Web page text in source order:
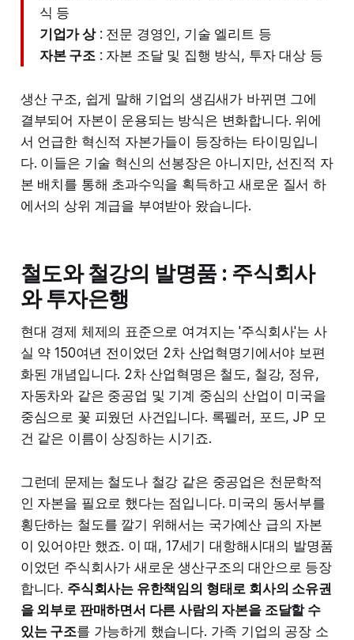
식 등
기업가 상: 전문 경영인, 기술 엘리트 등
자본 구조 : 자본 조달 및 집행 방식, 투자 대상 등
생산 구조, 쉽게 말해 기업의 생김새가 바뀌면 그에
결부되어 자본이 운용되는 방식은 변화합니다. 위에
서 언급한 혁신적 자본가들이 등장하는 타이밍입니
다. 이들은 기술 혁신의 선봉장은 아니지만, 선진적 자
본 배치를 통해 초과수익을 획득하고 새로운 질서 하
에서의 상위 계급을 부여받아 왔습니다.
철도와 철강의 발명품 : 주식회사
와 투자은행
현대 경제 체제의 표준으로 여겨지는 '주식회사'는 사
실 약 150여년 전이었던 2차 산업혁명기에서야 보편
화된 개념입니다. 2차 산업혁명은 철도, 철강, 정유,
자동차와 같은 중공업 및 기계 중심의 산업이 미국을
중심으로 꽃 피웠던 사건입니다. 록펠러, 포드, JP 모
건 같은 이름이 상징하는 시기죠.
그런데 문제는 철도나 철강 같은 중공업은 천문학적
인 자본을 필요로 했다는 점입니다. 미국의 동서부를
횡단하는 철도를 깔기 위해서는 국가예산 급의 자본
이 있어야만 했죠. 이 때, 17세기 대항해시대의 발명품
이었던 주식회사가 새로운 생산구조의 대안으로 등장
합니다. 주식회사는 유한책임의 형태로 회사의 소유권
을 외부로 판매하면서 다른 사람의 자본을 조달할 수
있는 구조를 가능하게 했습니다. 가족 기업의 공장 소